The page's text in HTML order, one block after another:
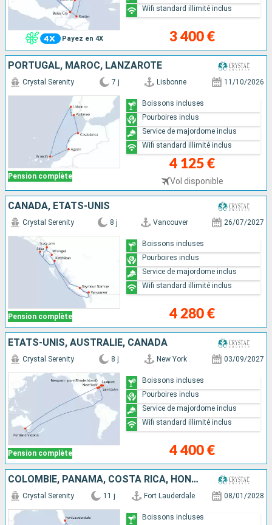
Payez en 4X 3 400 €
Wifi standard illimité inclus
PORTUGAL, MAROC, LANZAROTE
Pension complète
Crystal Serenity 7 j Lisbonne 11/10/2026
4 125 €
Vol disponible
Boissons incluses
Pourboires inclus
Service de majordome inclus
Wifi standard illimité inclus
CANADA, ÉTATS-UNIS
Pension complète
Crystal Serenity 8 j Vancouver 26/07/2027
4 280 €
Boissons incluses
Pourboires inclus
Service de majordome inclus
Wifi standard illimité inclus
ÉTATS-UNIS, AUSTRALIE, CANADA
Pension complète
Crystal Serenity 8 j New York 03/09/2027
4 400 €
Boissons incluses
Pourboires inclus
Service de majordome inclus
Wifi standard illimité inclus
COLOMBIE, PANAMA, COSTA RICA, HONDURAS, MEXIQUE, ÉTATS-UNIS
Crystal Serenity 11 j Fort Lauderdale 08/01/2028
Boissons incluses